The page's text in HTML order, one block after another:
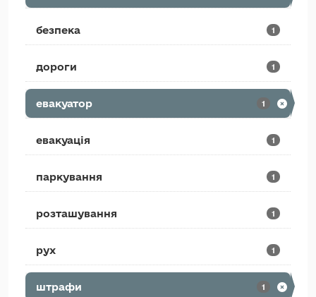
безпека 1
дороги 1
евакуатор 1
евакуація 1
паркування 1
розташування 1
рух 1
штрафи 1